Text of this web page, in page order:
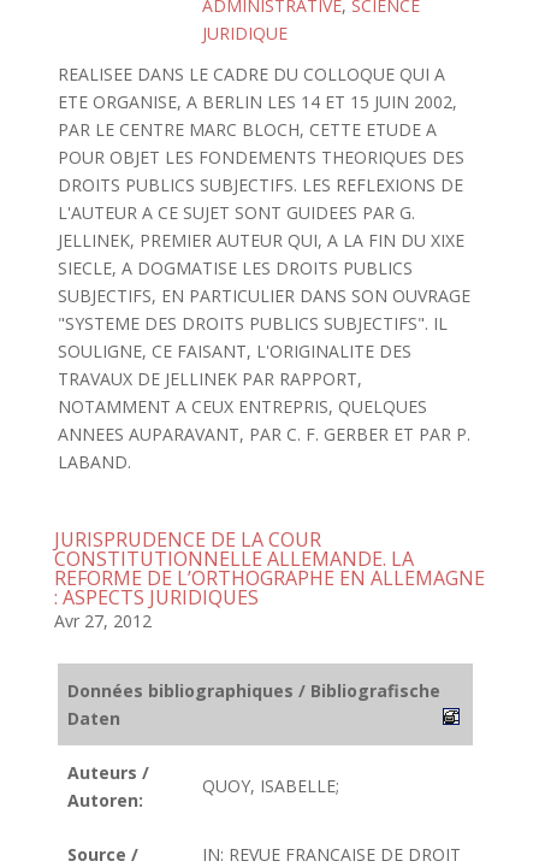
ADMINISTRATIVE, SCIENCE
JURIDIQUE
REALISEE DANS LE CADRE DU COLLOQUE QUI A
ETE ORGANISE, A BERLIN LES 14 ET 15 JUIN 2002,
PAR LE CENTRE MARC BLOCH, CETTE ETUDE A
POUR OBJET LES FONDEMENTS THEORIQUES DES
DROITS PUBLICS SUBJECTIFS. LES REFLEXIONS DE
L'AUTEUR A CE SUJET SONT GUIDEES PAR G.
JELLINEK, PREMIER AUTEUR QUI, A LA FIN DU XIXE
SIECLE, A DOGMATISE LES DROITS PUBLICS
SUBJECTIFS, EN PARTICULIER DANS SON OUVRAGE
"SYSTEME DES DROITS PUBLICS SUBJECTIFS". IL
SOULIGNE, CE FAISANT, L'ORIGINALITE DES
TRAVAUX DE JELLINEK PAR RAPPORT,
NOTAMMENT A CEUX ENTREPRIS, QUELQUES
ANNEES AUPARAVANT, PAR C. F. GERBER ET PAR P.
LABAND.
JURISPRUDENCE DE LA COUR
CONSTITUTIONNELLE ALLEMANDE. LA
REFORME DE L’ORTHOGRAPHE EN ALLEMAGNE
: ASPECTS JURIDIQUES
Avr 27, 2012
Données bibliographiques / Bibliografische
Daten
Auteurs /
Autoren:
QUOY, ISABELLE;
Source /
IN: REVUE FRANCAISE DE DROIT